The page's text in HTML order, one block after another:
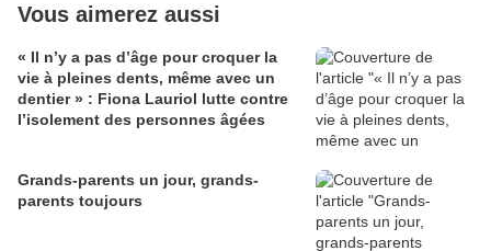
Vous aimerez aussi
« Il n’y a pas d’âge pour croquer la
vie à pleines dents, même avec un
dentier » : Fiona Lauriol lutte contre
l’isolement des personnes âgées
Grands-parents un jour, grands-
parents toujours